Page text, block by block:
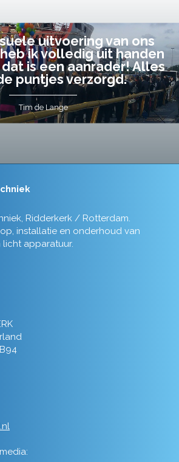
uitvoering van ons
ik volledig uit handen
is een aanrader! Alles
puntjes verzorgd.
Tim de Lange
Ridderkerk / Rotterdam.
installatie en onderhoud van
apparatuur.